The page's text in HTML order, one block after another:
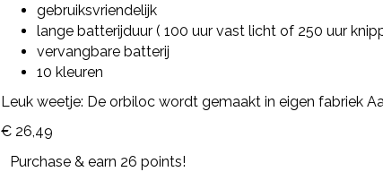
gebruiksvriendelijk
lange batterijduur ( 100 uur vast licht of 250 uur
vervangbare batterij
10 kleuren
Leuk weetje: De orbiloc wordt gemaakt in eigen fabriek
€26,49
Purchase & earn 26 points!